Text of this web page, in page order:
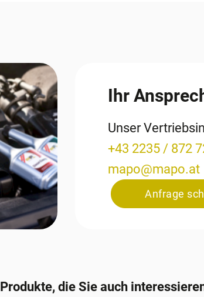
Ihr
Unser
+43 2235 / 872
mapo@mapo.at
Anfrage
Produkte, die Sie auch